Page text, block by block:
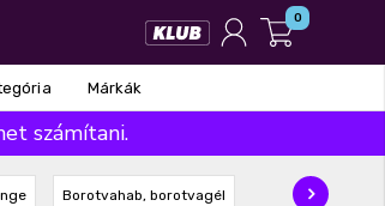
0
Márkák
számítani.
Borotvahab, borotvagél